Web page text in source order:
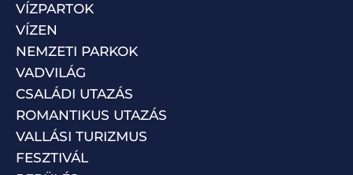
VÍZPARTOK
VÍZEN
NEMZETI PARKOK
VADVILÁG
CSALÁDI UTAZÁS
ROMANTIKUS UTAZÁS
VALLÁSI TURIZMUS
FESZTIVÁL